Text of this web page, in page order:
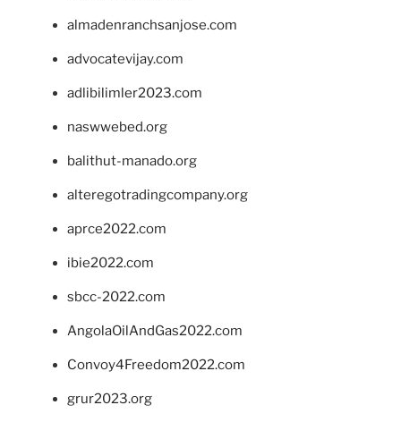
almadenranchsanjose.com
advocatevijay.com
adlibilimler2023.com
naswwebed.org
balithut-manado.org
alteregotradingcompany.org
aprce2022.com
ibie2022.com
sbcc-2022.com
AngolaOilAndGas2022.com
Convoy4Freedom2022.com
grur2023.org